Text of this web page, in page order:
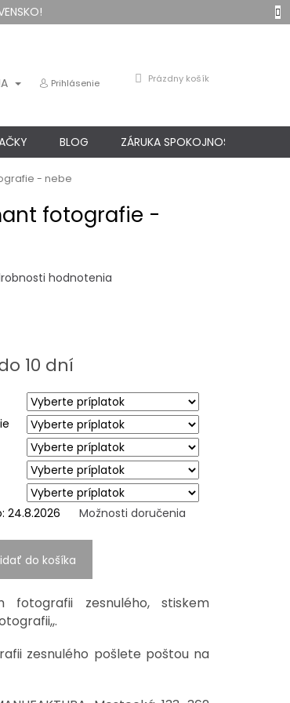
Prihlásenie
NÁKUPNÝ
Prázdny košík
BLOG ZÁRUKA SPOKOJNOSTI
- nebe
fotografie -
hodnotenia
10 dní
24.8.2026 Možnosti doručenia
do košíka
fotografii zesnulého, stiskem
zesnulého pošlete poštou na